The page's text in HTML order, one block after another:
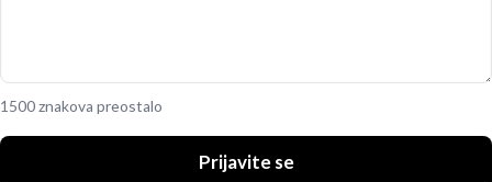
1500 znakova preostalo
Prijavite se